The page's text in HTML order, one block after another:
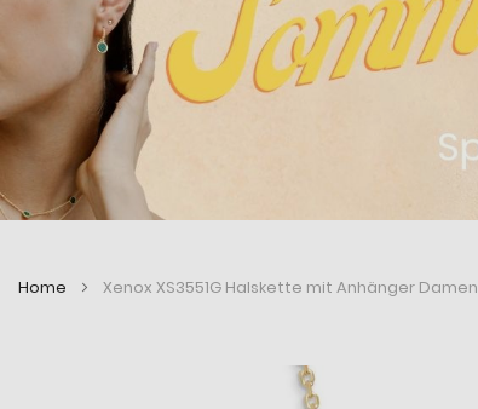
Home Xenox XS3551G Halskette mit Anhänger